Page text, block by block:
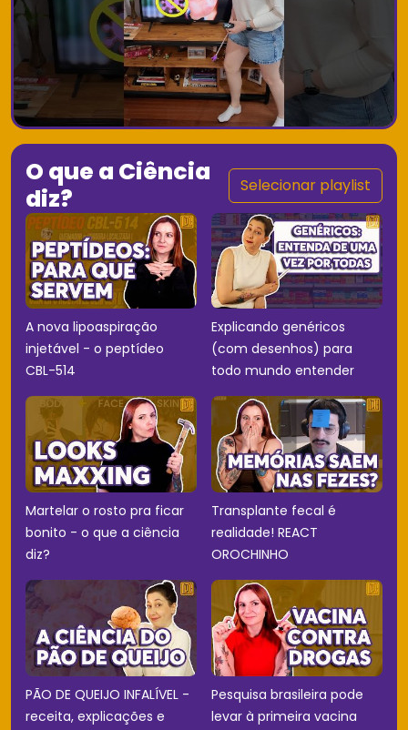
O que a Ciência
diz?
Selecionar playlist
A nova lipoaspiração
injetável - o peptídeo
CBL-514
Explicando genéricos
(com desenhos) para
todo mundo entender
Martelar o rosto pra ficar
bonito - o que a ciência
diz?
Transplante fecal é
realidade! REACT
OROCHINHO
PÃO DE QUEIJO INFALÍVEL -
receita, explicações e
Pesquisa brasileira pode
levar à primeira vacina